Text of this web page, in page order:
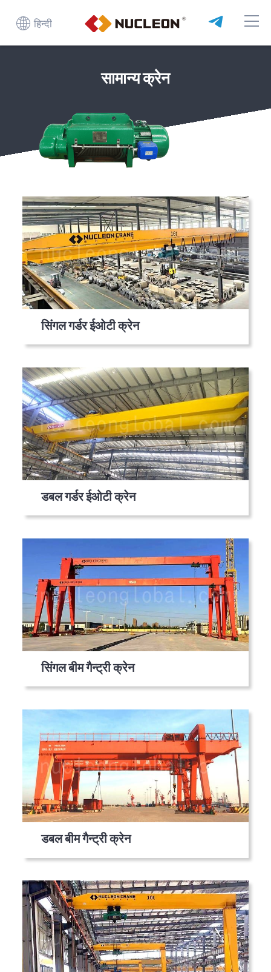
हिन्दी
सामान्य क्रेन
सिंगल गर्डर ईओटी क्रेन
डबल गर्डर ईओटी क्रेन
सिंगल बीम गैन्ट्री क्रेन
डबल बीम गैन्ट्री क्रेन